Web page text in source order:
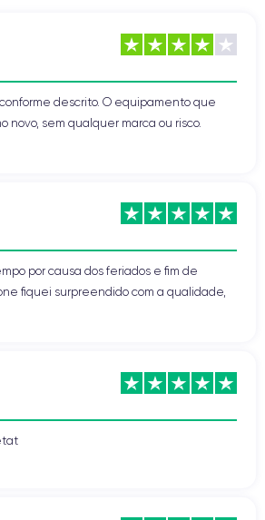
descrito. O equipamento que
novo, sem qualquer marca ou risco.
por causa dos feriados e fim de
fiquei surpreendido com a qualidade,